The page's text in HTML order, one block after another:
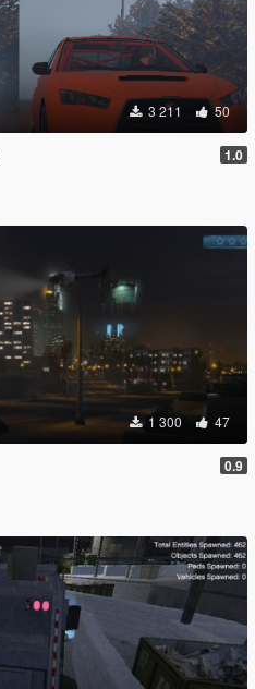
3 211 50
1.0
1 300 47
0.9